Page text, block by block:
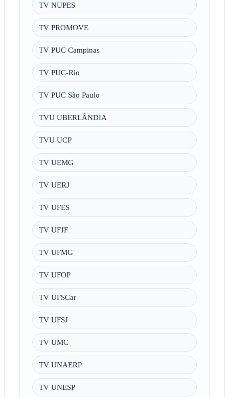
TV NUPES
TV PROMOVE
TV PUC Campinas
TV PUC-Rio
TV PUC São Paulo
TVU UBERLÂNDIA
TVU UCP
TV UEMG
TV UERJ
TV UFES
TV UFJF
TV UFMG
TV UFOP
TV UFSCar
TV UFSJ
TV UMC
TV UNAERP
TV UNESP